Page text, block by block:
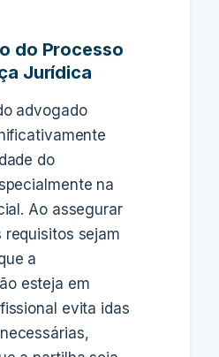
do Processo
Jurídica
advogado
do
na
Ao assegurar
requisitos sejam
a
esteja em
evita idas